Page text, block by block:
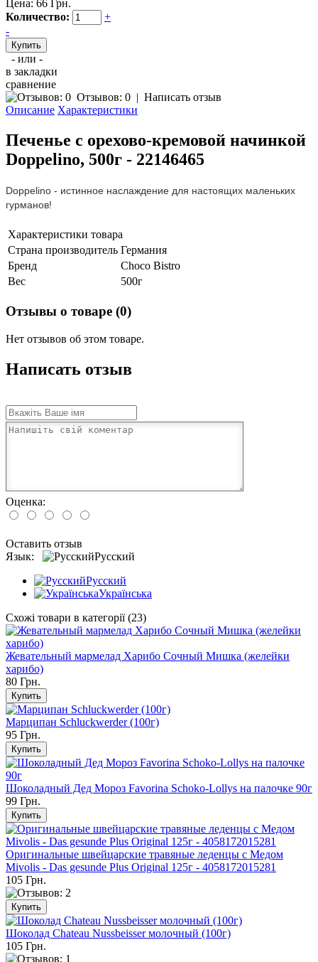
Цена: 66 Грн.
Количество:
+
-
- или -
в закладки
сравнение
Отзывов: 0 | Написать отзыв
Описание Характеристики
Печенье с орехово-кремовой начинкой
Doppelino, 500г - 22146465
Doppelino - истинное наслаждение для настоящих маленьких
гурманов!
Характеристики товара
Страна производитель Германия
Бренд
Choco Bistro
Вес
500г
Отзывы о товаре (0)
Нет отзывов об этом товаре.
Написать отзыв
Оценка:
Оставить отзыв
Язык:
Русский
Русский
Українська
Схожі товари в категорії (23)
Жевательный мармелад Харибо Сочный Мишка (желейки
харибо)
80 Грн.
Марципан Schluckwerder (100г)
95 Грн.
Шоколадный Дед Мороз Favorina Schoko-Lollys на палочке 90г
99 Грн.
Оригинальные швейцарские травяные леденцы с Медом
Mivolis - Das gesunde Plus Original 125г - 4058172015281
105 Грн.
Шоколад Chateau Nussbeisser молочный (100г)
105 Грн.